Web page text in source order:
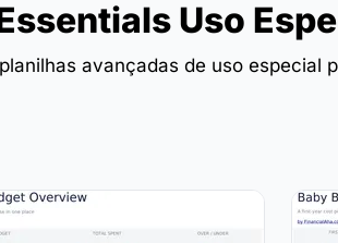
Uso
avançadas de uso especial